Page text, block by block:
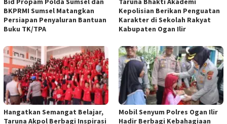
BKPRMI Sumsel Matangkan
Persiapan Penyaluran Bantuan
Buku TK/TPA
Kepolisian Berikan Penguatan
Karakter di Sekolah Rakyat
Kabupaten Ogan Ilir
Hangatkan Semangat Belajar,
Taruna Akpol Berbagi Inspirasi
Mobil Senyum Polres Ogan Ilir
Hadir Berbagi Kebahagiaan